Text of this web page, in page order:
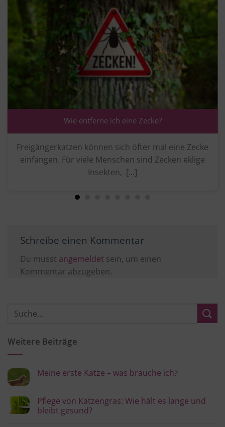
Wie entferne ich eine Zecke?
können sich öfter mal eine Zecke
Für viele Menschen sind Zecken eklige
Insekten, [...]
Jeder
Schreibe einen Kommentar
Du musst angemeldet sein, um einen
Kommentar abzugeben.
Weitere Beiträge
Meine erste Katze – was brauche ich?
Meine
erste
Katze
Pflege von Katzengras: Wie hält es lange und
bleibt gesund?